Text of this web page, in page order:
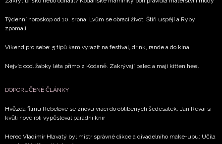
Týdenní horoskop od 10. srpna: Lvům se obrací život, Štíři uspějí a Ryby
zpomalí
Víkend pro sebe: 5 tipů kam vyrazit na festival, drink, rande a do kina
Nejvíc cool žabky léta přímo z Kodaně. Zakrývají palec a mají kitten heel
DOPORUČENÉ ČLÁNKY
Hvězda filmu Rebelové se znovu vrací do oblíbených šedesátek: Jan Révai si
kvůli nové roli vypěstoval parádní knír
Herec Vladimír Hlavatý byl mistr správné dikce a divadelního make-upu: Učila